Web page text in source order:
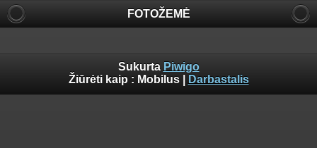
FOTOŽEMĖ
Sukurta Piwigo
Žiūrėti kaip : Mobilus| Darbastalis